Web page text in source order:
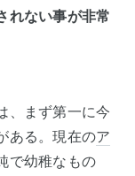
れない事が非常
、まず第一に今
ある。現在のア
で幼稚なもの